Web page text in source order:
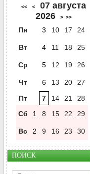
<< <
07 августа
2026
> >>
Пн 3 10 17 24
Вт 4 11 18 25
Ср 5 12 19 26
Чт 6 13 20
27
Пт
7 14 21
28
Сб
1 8 15 22 29
Вс 2 9 16 23 30
ПОИСК